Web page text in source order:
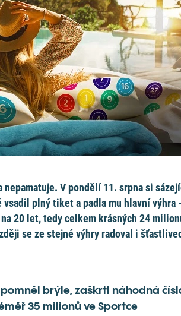
nepamatuje. V pondělí 11. srpna si
plný tiket a padla mu hlavní výhra
20 let, tedy celkem krásných 24
se ze stejné výhry radoval i
brýle, zaškrtl náhodná
35 milionů ve Sportce